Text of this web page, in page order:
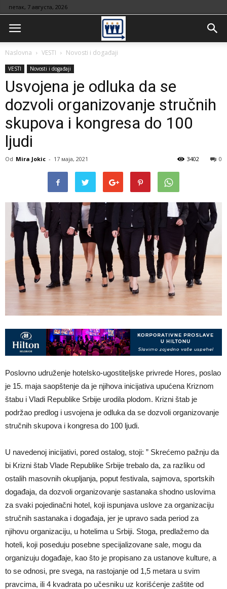
петак, 7 августа, 2026
Naslovna VESTI Novosti i događaji
VESTI Novosti i događaji
Usvojena je odluka da se
dozvoli organizovanje stručnih
skupova i kongresa do 100
ljudi
Od Mira Jokic - 17 маја, 2021 0
3402
Poslovno udruženje hotelsko-ugostiteljske privrede Hores, poslao
je 15. maja saopštenje da je njihova inicijativa upućena Кriznom
štabu i Vladi Republike Srbije urodila plodom. Кrizni štab je
podržao predlog i usvojena je odluka da se dozvoli organizovanje
stručnih skupova i kongresa do 100 ljudi.
U navedenoj inicijativi, pored ostalog, stoji: ” Skrećemo pažnju da
bi Krizni štab Vlade Republike Srbije trebalo da, za razliku od
ostalih masovnih okupljanja, poput festivala, sajmova, sportskih
događaja, da dozvoli organizovanje sastanaka shodno uslovima
za svaki pojedinačni hotel, koji ispunjava uslove za organizaciju
stručnih sastanaka i događaja, jer je upravo sada period za
njihovu organizaciju, u hotelima u Srbiji. Stoga, predlažemo da
hoteli, koji poseduju posebne specijalizovane sale, mogu da
organizuju događaje, kao što je propisano za ustanove kulture, a
to se odnosi, pre svega, na rastojanje od 1,5 metara u svim
pravcima, ili 4 kvadrata po učesniku uz korišćenje zaštite od